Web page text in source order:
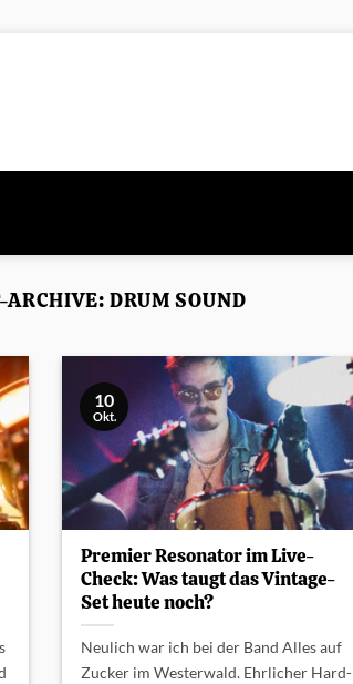
ARCHIVE: DRUM SOUND
Premier Resonator im Live-
Check: Was taugt das Vintage-
Set heute noch?
Neulich war ich bei der Band Alles auf
Zucker im Westerwald. Ehrlicher Hard-
10
Okt.